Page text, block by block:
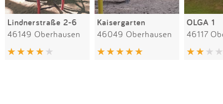
Lindnerstraße 2-6
46149 Oberhausen
Kaisergarten
46049 Oberhausen
OLGA 1
46117